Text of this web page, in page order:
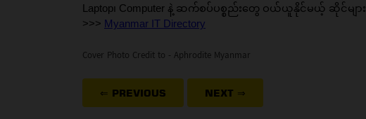
Laptop၊ Computer နဲ့ ဆက်စပ်ပစ္စည်းတွေ ဝယ်ယူနိုင်မယ့် ဆိုင်များ
>>> Myanmar IT Directory
Cover Photo Credit to - Aphrodite Myanmar
⇐ PREVIOUS NEXT ⇒